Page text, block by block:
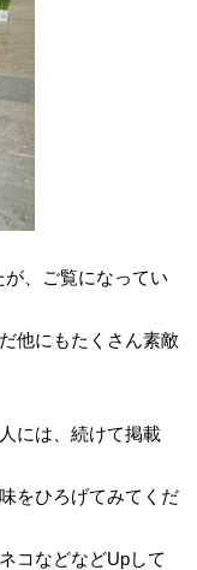
、ご覧になってい
他にもたくさん素敵
には、続けて掲載
をひろげてみてくだ
コなどなどUpして